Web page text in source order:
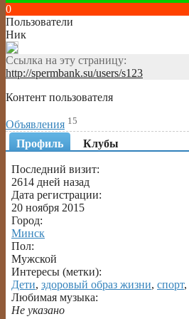
0
Пользователи
Ник
Ссылка на эту страницу:
http://spermbank.su/users/s123
Контент пользователя
Объявления 15
Профиль Клубы
Последний визит:
2614 дней назад
Дата регистрации:
20 ноября 2015
Город:
Минск
Пол:
Мужской
Интересы (метки):
Дети, здоровый образ жизни, спорт,
Любимая музыка:
Не указано